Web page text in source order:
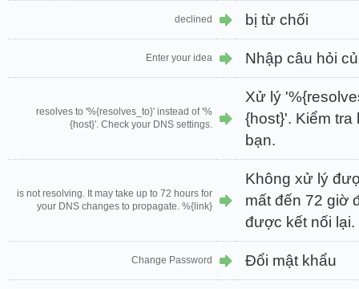
declined bị từ chối
Enter your idea Nhập câu hỏi
resolves to '%{resolves_to}' instead of '%
{host}'. Check your DNS settings.
Xử lý
{host}'. Kiểm tra
bạn.
is not resolving. It may take up to 72 hours for
your DNS changes to propagate. %{link}
Không xử lý
mất đến 72 giờ
được kết nối lại.
Change Password Đổi mật khẩu